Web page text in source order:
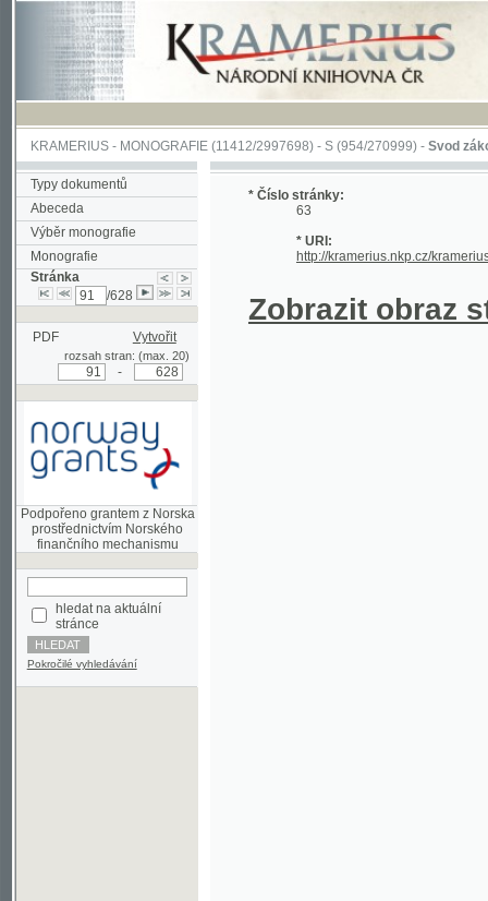
KRAMERIUS-MONOGRAFIE(11412/2997698) -S (954/270999)-Svod zákonův
Typy dokumentů
Abeceda
Výběr monografie
Monografie
Stránka
/628
PDF Vytvořit
rozsah stran: (max. 20)
Podpořeno grantem z Norska
prostřednictvím Norského
hledat na aktuální
stránce
Pokročilé vyhledávání
* Číslo stránky:
63
* URI:
http://kramerius.nkp.cz/kramerius/